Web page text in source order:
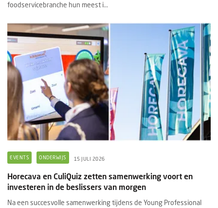
foodservicebranche hun meest i...
EVENTS ONDERWIJS 15 JULI 2026
Horecava en CuliQuiz zetten samenwerking voort en
investeren in de beslissers van morgen
Na een succesvolle samenwerking tijdens de Young Professional